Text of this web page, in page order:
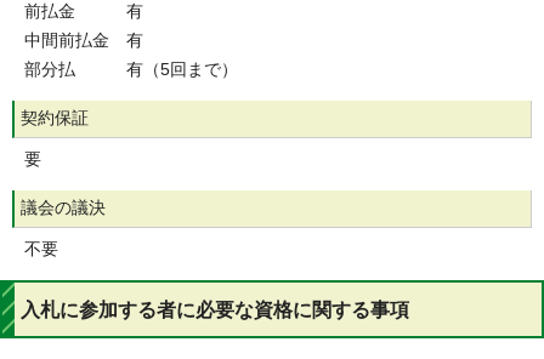
前払金 有
中間前払金 有
部分払 有（5回まで）
契約保証
要
議会の議決
不要
入札に参加する者に必要な資格に関する事項